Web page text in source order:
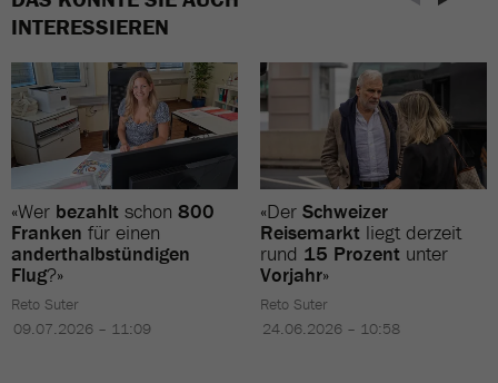
INTERESSIEREN
«Wer bezahlt schon 800
Franken für einen
anderthalbstündigen
Flug?»
Reto Suter
09.07.2026 – 11:09
«Der Schweizer
Reisemarkt liegt derzeit
rund 15 Prozent unter
Vorjahr»
Reto Suter
24.06.2026 – 10:58